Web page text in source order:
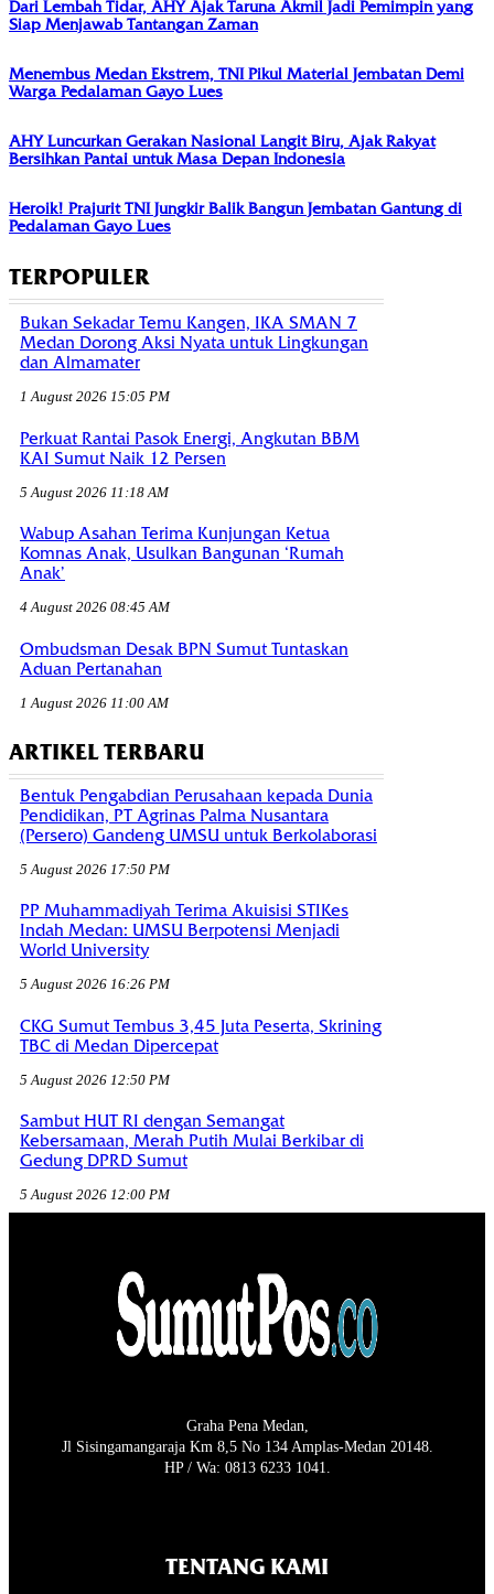
Dari Lembah Tidar, AHY Ajak Taruna Akmil Jadi Pemimpin yang
Siap Menjawab Tantangan Zaman
Menembus Medan Ekstrem, TNI Pikul Material Jembatan Demi
Warga Pedalaman Gayo Lues
AHY Luncurkan Gerakan Nasional Langit Biru, Ajak Rakyat
Bersihkan Pantai untuk Masa Depan Indonesia
Heroik! Prajurit TNI Jungkir Balik Bangun Jembatan Gantung di
Pedalaman Gayo Lues
TERPOPULER
Bukan Sekadar Temu Kangen, IKA SMAN 7
Medan Dorong Aksi Nyata untuk Lingkungan
dan Almamater
1 August 2026 15:05 PM
Perkuat Rantai Pasok Energi, Angkutan BBM
KAI Sumut Naik 12 Persen
5 August 2026 11:18 AM
Wabup Asahan Terima Kunjungan Ketua
Komnas Anak, Usulkan Bangunan ‘Rumah
Anak’
4 August 2026 08:45 AM
Ombudsman Desak BPN Sumut Tuntaskan
Aduan Pertanahan
1 August 2026 11:00 AM
ARTIKEL TERBARU
Bentuk Pengabdian Perusahaan kepada Dunia
Pendidikan, PT Agrinas Palma Nusantara
(Persero) Gandeng UMSU untuk Berkolaborasi
5 August 2026 17:50 PM
PP Muhammadiyah Terima Akuisisi STIKes
Indah Medan: UMSU Berpotensi Menjadi
World University
5 August 2026 16:26 PM
CKG Sumut Tembus 3,45 Juta Peserta, Skrining
TBC di Medan Dipercepat
5 August 2026 12:50 PM
Sambut HUT RI dengan Semangat
Kebersamaan, Merah Putih Mulai Berkibar di
Gedung DPRD Sumut
5 August 2026 12:00 PM
Graha Pena Medan,
Jl Sisingamangaraja Km 8,5 No 134 Amplas-Medan 20148.
HP / Wa: 0813 6233 1041.
TENTANG KAMI